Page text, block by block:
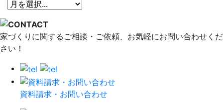
家づくりに関するご相談・ご依頼、お気軽にお問い合わせくだ
さい！
資料請求・お問い合わせ